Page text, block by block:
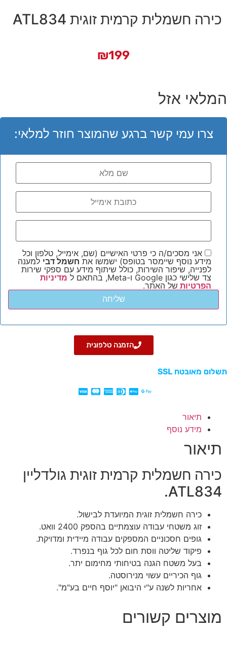
כירה חשמלית קרמית זוגית ATL834
₪199
המלאי אזל
צרו עמי קשר ברגע שהמוצר חוזר למלאי:
אני מסכים/ה כי פרטי האישיים (שם, אימייל, טלפון וכל
מידע נוסף שיימסר בטופס) ישמשו את חשמל דבי למענה
לפנייה, שיפור השירות, כולל שיתוף מידע עם ספקי שירות
צד שלישי כגון Google ו-Meta, בהתאם ל
מדיניות
הפרטיות של האתר.
הזמנה טלפונית
תשלום מאובטח SSL
תיאור
מידע נוסף
תיאור
כירה חשמלית קרמית זוגית גולדליין
ATL834.
כירה חשמלית זוגית המיועדת לבישול.
זוג משטחי עבודה עוצמתיים בהספק 2400 וואט.
גופים חסכוניים המספקים עבודה מיידית ומדויקת.
פיקוד שליטה ווסת חום לכל גוף בנפרד.
בעל משטח הגנה בטיחותי מחימום יתר.
גוף הכיריים עשוי מנירוסטה.
אחריות לשנה ע"י היבואן "יוסף חיים בע"מ".
מוצרים קשורים